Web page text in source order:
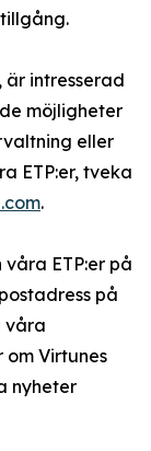
är intresserad
möjligheter
eller
ETP:er, tveka
.
ETP:er på
på
våra
Virtunes
nyheter